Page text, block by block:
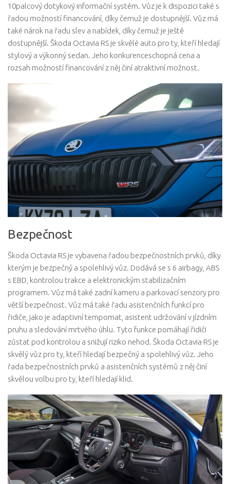
10palcový dotykový informační systém. Vůz je k dispozici také s
řadou možností financování, díky čemuž je dostupnější. Vůz má
také nárok na řadu slev a nabídek, díky čemuž je ještě
dostupnější. Škoda Octavia RS je skvělé auto pro ty, kteří hledají
stylový a výkonný sedan. Jeho konkurenceschopná cena a
rozsah možností financování z něj činí atraktivní možnost.
Bezpečnost
Škoda Octavia RS je vybavena řadou bezpečnostních prvků, díky
kterým je bezpečný a spolehlivý vůz. Dodává se s 6 airbagy, ABS
s EBD, kontrolou trakce a elektronickým stabilizačním
programem. Vůz má také zadní kameru a parkovací senzory pro
větší bezpečnost. Vůz má také řadu asistenčních funkcí pro
řidiče, jako je adaptivní tempomat, asistent udržování v jízdním
pruhu a sledování mrtvého úhlu. Tyto funkce pomáhají řidiči
zůstat pod kontrolou a snižují riziko nehod. Škoda Octavia RS je
skvělý vůz pro ty, kteří hledají bezpečný a spolehlivý vůz. Jeho
řada bezpečnostních prvků a asistenčních systémů z něj činí
skvělou volbu pro ty, kteří hledají klid.